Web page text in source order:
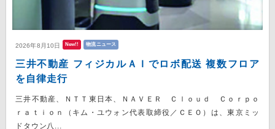
2026年8月10日 New!! 物流ニュース
三井不動産 フィジカルＡＩでロボ配送 複数フロア
を自律走行
三井不動産、ＮＴＴ東日本、ＮＡＶＥＲ Ｃｌｏｕｄ Ｃｏｒｐｏ
ｒａｔｉｏｎ（キム・ユウォン代表取締役／ＣＥＯ）は、東京ミッ
ドタウン八...